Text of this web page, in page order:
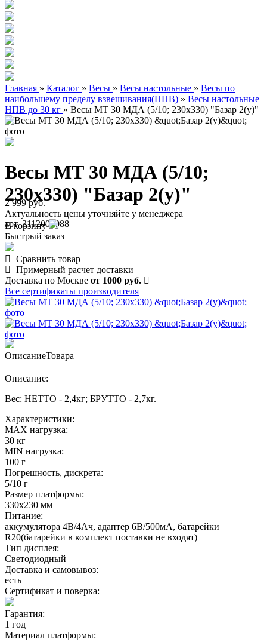
Главная » Каталог » Весы » Весы настольные » Весы по
наибольшему пределу взвешивания(НПВ) » Весы настольные
НПВ до 30 кг » Весы МТ 30 МДА (5/10; 230х330) "Базар 2(у)"
Весы МТ 30 МДА (5/10;
230х330) "Базар 2(у)"
арт. 3112000088
2 999 руб.
Актуальность цены уточняйте у менеджера
В корзину
Быстрый заказ
Сравнить товар
Примерный расчет доставки
Доставка по Москве от 1000 руб.
Все сертификаты производителя
ОписаниеТовара
Описание:
Вес: НЕТТО - 2,4кг; БРУТТО - 2,7кг.
Характеристики:
MAX нагрузка:
30 кг
MIN нагрузка:
100 г
Погрешность, дискрета:
5/10 г
Размер платформы:
330х230 мм
Питание:
аккумулятора 4В/4Ач, адаптер 6В/500мА, батарейки
R20(батарейки в комплект поставки не входят)
Тип дисплея:
Светодиодный
Доставка и самовывоз:
есть
Сертификат и поверка:
Гарантия:
1 год
Материал платформы: